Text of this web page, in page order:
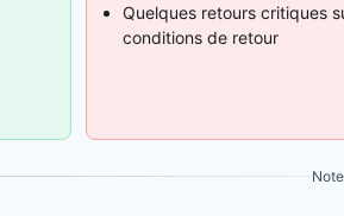
Quelques retours critiques
conditions de retour